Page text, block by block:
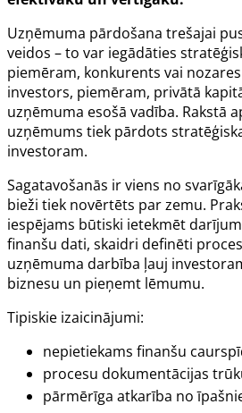
Uzņēmuma pārdošana trešajai
veidos – to var iegādāties
piemēram, konkurents vai
investors, piemēram, privātā
uzņēmuma esošā vadība. Rakstā
uzņēmums tiek pārdots
investoram.
Sagatavošanās ir viens no
bieži tiek novērtēts par zemu.
iespējams būtiski ietekmēt
finanšu dati, skaidri definēti
uzņēmuma darbība ļauj
biznesu un pieņemt lēmumu.
Tipiskie izaicinājumi:
nepietiekams finanšu
procesu dokumentācijas
pārmērīga atkarība no